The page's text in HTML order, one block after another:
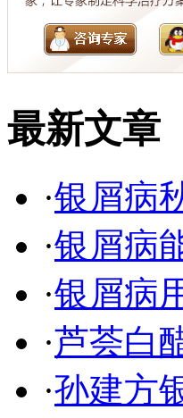
最新文章
·银屑病
·银屑病
·银屑病
·芦荟白
·孙建方